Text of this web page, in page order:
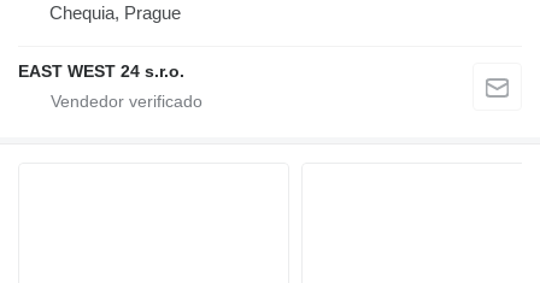
Chequia, Prague
EAST WEST 24 s.r.o.